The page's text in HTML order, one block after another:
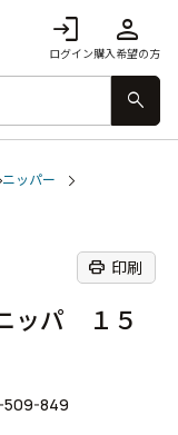
login
ログイン
person
購入希望の方
search
ニッパー
print 印刷
ッパ １５
509-849